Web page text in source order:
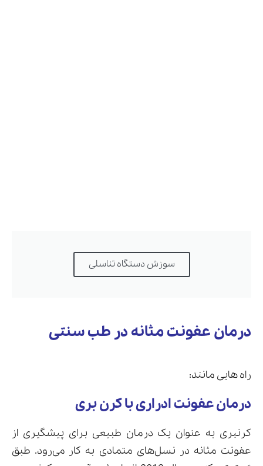
سوزش دستگاه تناسلی
درمان عفونت مثانه در طب سنتی
راه هایی مانند:
درمان عفونت ادراری با کرن بری
کرنبری به عنوان یک درمان طبیعی برای پیشگیری از
عفونت مثانه در نسل‌های متمادی به کار می‌رود. طبق